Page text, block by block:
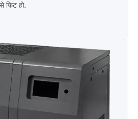
फिट हो.